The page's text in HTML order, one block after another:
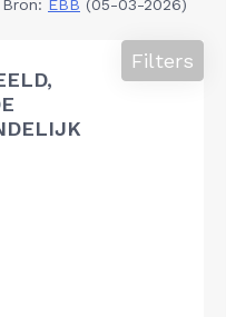
Bron: EBB (05-03-2026)
Filters